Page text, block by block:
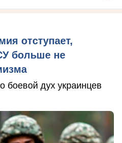
отступает,
больше не
боевой дух украинцев